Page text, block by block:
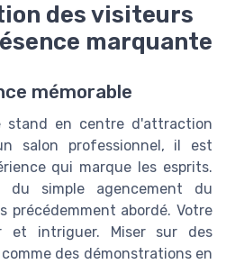
des visiteurs
marquante
mémorable
stand en centre d'attraction
salon professionnel, il est
qui marque les esprits.
simple agencement du
précédemment abordé. Votre
et intriguer. Miser sur des
des démonstrations en